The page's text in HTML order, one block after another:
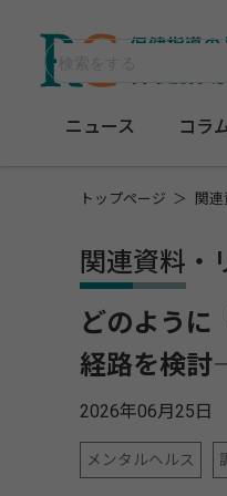
ニュース コラ
トップページ 関
関連資料・
どのように
経路を検討
2026年06月25日
メンタルヘルス